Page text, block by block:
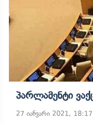
Პარლამენტი
27 იანვარი 2021, 18:17